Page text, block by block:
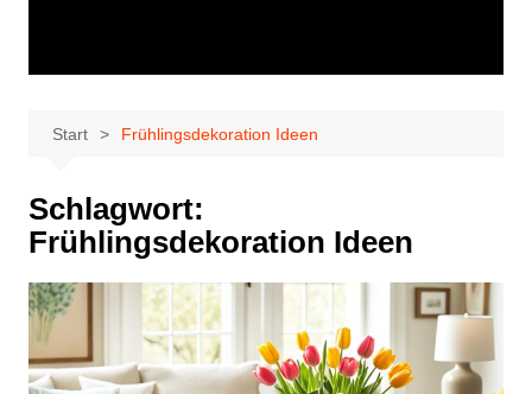
Start Frühlingsdekoration Ideen
Schlagwort:
Frühlingsdekoration Ideen